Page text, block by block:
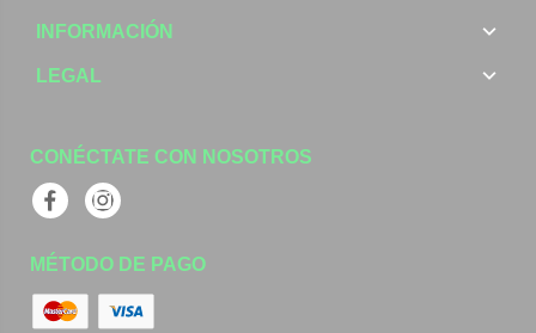
INFORMACIÓN
LEGAL
CONÉCTATE CON NOSOTROS
FacebookInstagram
MÉTODO DE PAGO